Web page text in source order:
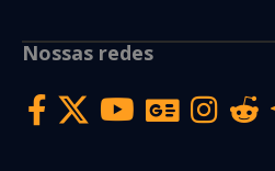
Nossas redes